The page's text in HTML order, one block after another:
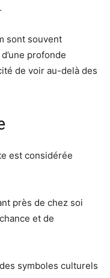
sont souvent
profonde
de voir au-delà des
est considérée
près de chez soi
et de
symboles culturels